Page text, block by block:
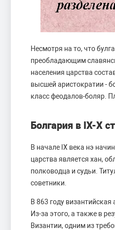
Несмотря на то, что
преобладающим
населения царства
высшей аристократии -
класс феодалов-боляр.
Болгария в IX-X
В начале IX века нэ
царства является хан,
полководца и судьи.
советники.
В 863 году
Из-за этого, а также в
Византии, одним из